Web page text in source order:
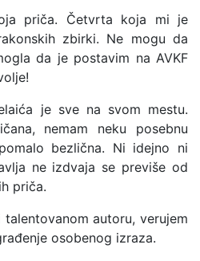
priča. Četvrta koja mi je
zbirki. Ne mogu da
da je postavim na AVKF
je sve na svom mestu.
nemam neku posebnu
bezlična. Ni idejno ni
ne izdvaja se previše od
priča.
autoru, verujem
osobenog izraza.